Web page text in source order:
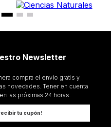
Newsletter
compra el envío gratis y
novedades. Tener en cuenta
las próximas 24 horas.
tu cupón!